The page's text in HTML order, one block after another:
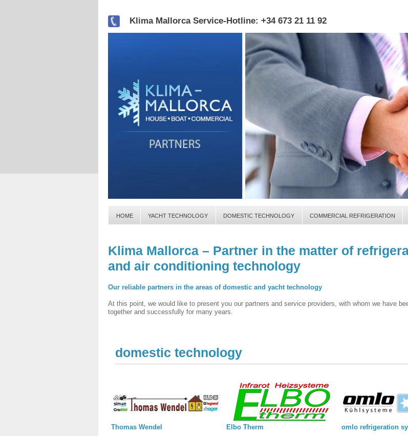
Klima Mallorca Service-Hotline: +34 673 21 11 92
HOME YACHT TECHNOLOGY DOMESTIC TECHNOLOGY COMMERCIAL REFRIGERATION
Klima Mallorca – Partner in the matter of
and air conditioning technology
Our reliable partners in the areas of domestic and yacht technology
At this point, we would like to present you our partners and service providers, with whom we have
together and successfully for many years.
domestic technology
Thomas Wendel Elbo Therm omlo refrigeration